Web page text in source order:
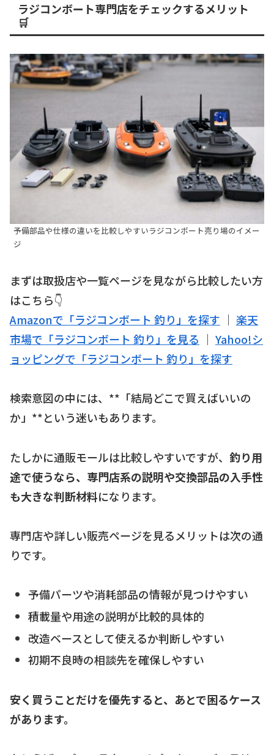
ラジコンボート専門店をチェックするメリット
🛒
予備部品や仕様の違いを比較しやすいラジコンボート売り場のイメー
ジ
まずは取扱店や一覧ページを見ながら比較したい方
はこちら👇
Amazonで「ラジコンボート 釣り」を探す ｜ 楽天
市場で「ラジコンボート 釣り」を見る ｜ Yahoo!シ
ョッピングで「ラジコンボート 釣り」を探す
検索意図の中には、**「結局どこで買えばいいの
か」**という迷いもあります。
たしかに通販モールは比較しやすいですが、 釣り用
途で使うなら、専門店系の説明や交換部品の入手性
も大きな判断材料になります。
専門店や詳しい販売ページを見るメリットは次の通
りです。
予備パーツや消耗部品の情報が見つけやすい
積載量や用途の説明が比較的具体的
改造ベースとして使えるか判断しやすい
初期不良時の相談先を確保しやすい
安く買うことだけを優先すると、あとで困るケース
があります。